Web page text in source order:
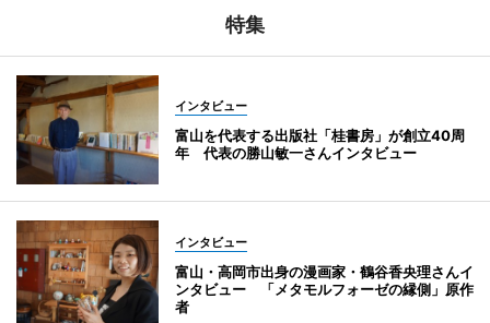
特集
インタビュー
富山を代表する出版社「桂書房」が創立40周
年 代表の勝山敏一さんインタビュー
インタビュー
富山・高岡市出身の漫画家・鶴谷香央理さんイ
ンタビュー 「メタモルフォーゼの縁側」原作
者